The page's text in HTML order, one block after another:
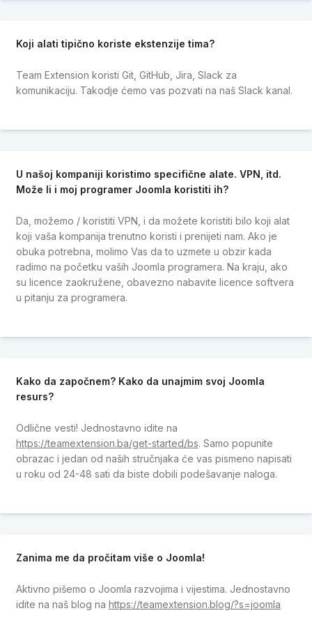
Koji alati tipično koriste ekstenzije tima?
Team Extension koristi Git, GitHub, Jira, Slack za
komunikaciju. Takodje ćemo vas pozvati na naš Slack kanal.
U našoj kompaniji koristimo specifične alate. VPN, itd.
Može li i moj programer Joomla koristiti ih?
Da, možemo / koristiti VPN, i da možete koristiti bilo koji alat
koji vaša kompanija trenutno koristi i prenijeti nam. Ako je
obuka potrebna, molimo Vas da to uzmete u obzir kada
radimo na početku vaših Joomla programera. Na kraju, ako
su licence zaokružene, obavezno nabavite licence softvera
u pitanju za programera.
Kako da započnem? Kako da unajmim svoj Joomla
resurs?
Odlične vesti! Jednostavno idite na
https://teamextension.ba/get-started/bs. Samo popunite
obrazac i jedan od naših stručnjaka će vas pismeno napisati
u roku od 24-48 sati da biste dobili podešavanje naloga.
Zanima me da pročitam više o Joomla!
Aktivno pišemo o Joomla razvojima i vijestima. Jednostavno
idite na naš blog na https://teamextension.blog/?s=joomla